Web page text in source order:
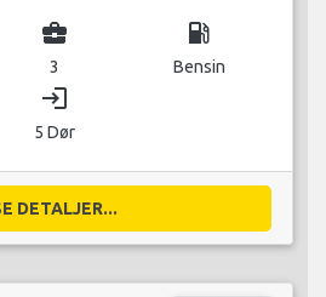
business_center
3
local_gas_station
Bensin
login
5 Dør
DETALJER...